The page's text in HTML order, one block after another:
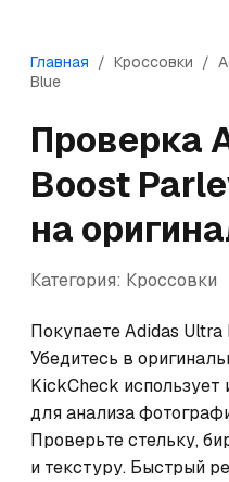
Главная / Кроссовки /
Blue
Проверка
Boost
на
Категория: Кроссовки
Покупаете Adidas
Убедитесь в
KickCheck использует
для анализа
Проверьте стельку,
и текстуру. Быстрый